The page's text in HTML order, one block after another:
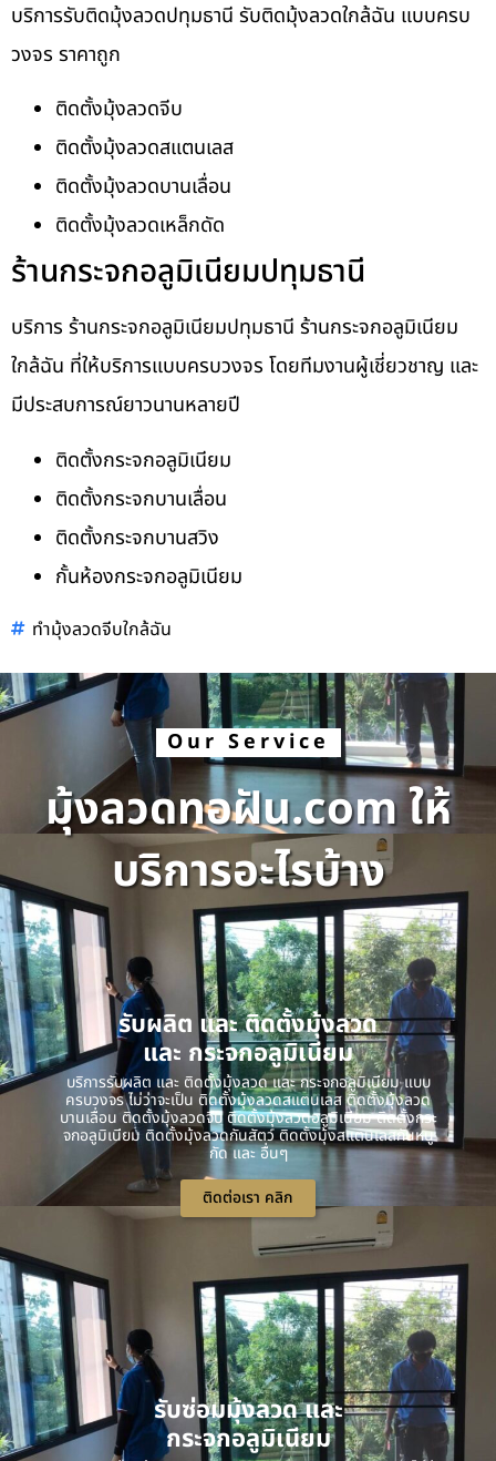
บริการรับติดมุ้งลวดปทุมธานี รับติดมุ้งลวดใกล้ฉัน แบบครบ
วงจร ราคาถูก
ติดตั้งมุ้งลวดจีบ
ติดตั้งมุ้งลวดสแตนเลส
ติดตั้งมุ้งลวดบานเลื่อน
ติดตั้งมุ้งลวดเหล็กดัด
ร้านกระจกอลูมิเนียมปทุมธานี
บริการ ร้านกระจกอลูมิเนียมปทุมธานี ร้านกระจกอลูมิเนียม
ใกล้ฉัน ที่ให้บริการแบบครบวงจร โดยทีมงานผู้เชี่ยวชาญ และ
มีประสบการณ์ยาวนานหลายปี
ติดตั้งกระจกอลูมิเนียม
ติดตั้งกระจกบานเลื่อน
ติดตั้งกระจกบานสวิง
กั้นห้องกระจกอลูมิเนียม
ทำมุ้งลวดจีบใกล้ฉัน
Our Service
มุ้งลวดทอฝัน.com ให้
บริการอะไรบ้าง
รับผลิต และ ติดตั้งมุ้งลวด
และ กระจกอลูมิเนียม
บริการรับผลิต และ ติดตั้งมุ้งลวด และ กระจกอลูมิเนียม แบบ
ครบวงจร ไม่ว่าจะเป็น ติดตั้งมุ้งลวดสแตนเลส ติดตั้งมุ้งลวด
บานเลื่อน ติดตั้งมุ้งลวดจีบ ติดตั้งมุ้งลวดอลูมิเนียม ติดตั้งกระ
จกอลูมิเนียม ติดตั้งมุ้งลวดกันสัตว์ ติดตั้งมุ้งสแตนเลสกันหนู
กัด และ อื่นๆ
ติดต่อเรา คลิก
รับซ่อมมุ้งลวด และ
กระจกอลูมิเนียม